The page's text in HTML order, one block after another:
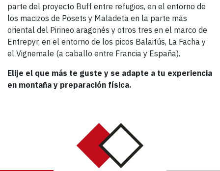
parte del proyecto Buff entre refugios, en el entorno de
los macizos de Posets y Maladeta en la parte más
oriental del Pirineo aragonés y otros tres en el marco de
Entrepyr, en el entorno de los picos Balaitús, La Facha y
el Vignemale (a caballo entre Francia y España).
Elije el que más te guste y se adapte a tu experiencia
en montaña y preparación física.